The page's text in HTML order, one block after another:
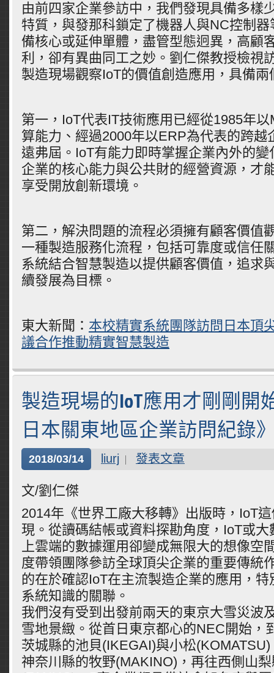
由前四家企業參訪中，我們發現具備多樣
特質，與發那科鎖定了機器人與NC控制
備核心或延伸單體，盡管型態迥異，高顧
利，卻有異曲同工之妙。劉仁傑教授檢視
製造現場觀察IoT的價值創造應用，具備兩
第一，IoT代表IT技術應用已經從1985年
算能力、經過2000年以ERP為代表的跨越
遠弗屆。IoT有能力即時掌握企業內外的
企業的核心能力與公共財的經營資源，才
享受開放創新環境。
第二，解決問題的流程必須擁有顧客價值
一種製造服務化流程，包括可靠度或信任
系統結合智慧製造以提供顧客價值，追求
續發展為目標。
東大新聞： 本校精實系統團隊訪問日本頂
議合作推動精實智慧製造
製造現場的IoT應用才剛剛開
日本關東地區企業訪問紀錄
2018/03/14 liurj 發表文章
文/劉仁傑
2014年《世界工廠大移轉》出版時，IoT
現。從讀碼結帳或資料探勘角度，IoT或
上雲端的數據運用卻變成無限大的想像空
度帶領團隊參訪全球頂尖企業的重要傳統
的在於確認IoT在主流製造企業的應用，
系統知識的關聯。
我們沒有受到出發前兩天的東京大雪災波
雪地景緻。從首日東京都心的NEC開始，
茨城縣的池貝(IKEGAI)與小松
神奈川縣的牧野(MAKINO)，再往西側山